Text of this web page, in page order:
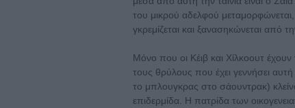
του μικρού αδελφού
γκρεμίζεται και ξανασηκώνεται από
Μόνο που οι Κέιβ και Χίλκοουτ έχουν
τους θρύλους που έχει γεννήσει
το μπλουγκρας στο σάουντρακ)
επιδερμίδα. Η πατρίδα των